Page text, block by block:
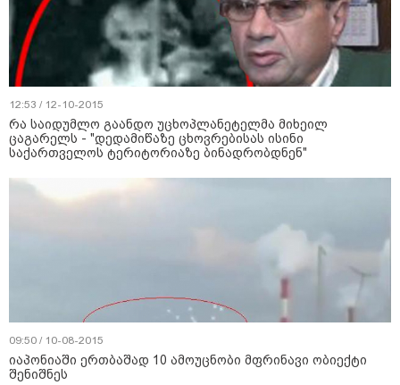
12:53 / 12-10-2015
რა საიდუმლო გაანდო უცხოპლანეტელმა მიხეილ
ცაგარელს - "დედამიწაზე ცხოვრებისას ისინი
საქართველოს ტერიტორიაზე ბინადრობდნენ"
09:50 / 10-08-2015
იაპონიაში ერთბაშად 10 ამოუცნობი მფრინავი ობიექტი
შენიშნეს